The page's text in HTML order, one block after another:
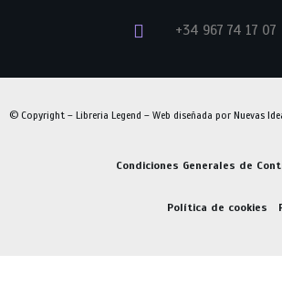
+34 967 74 17 07
© Copyright – Libreria Legend – Web diseñada por Nuevas
Condiciones Generales de
Política de cookies